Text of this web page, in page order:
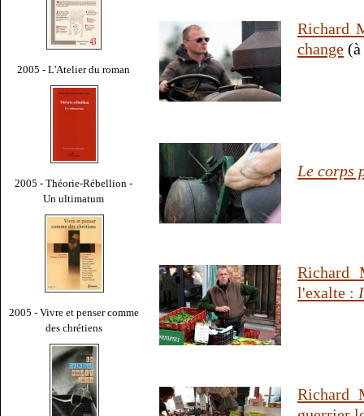
2005 - L'Atelier du roman
2005 - Théorie-Rébellion -
Un ultimatum
2005 - Vivre et penser comme
des chrétiens
Richard
change
Le corps
Richard
l'exalte :
Richard